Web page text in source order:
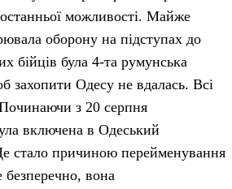
можливості. Майже
оборону на підступах до
бійців була 4-та румунська
захопити Одесу не вдалась. Всі
з 20 серпня
включена в Одеський
стало причиною перейменування
безперечно, вона